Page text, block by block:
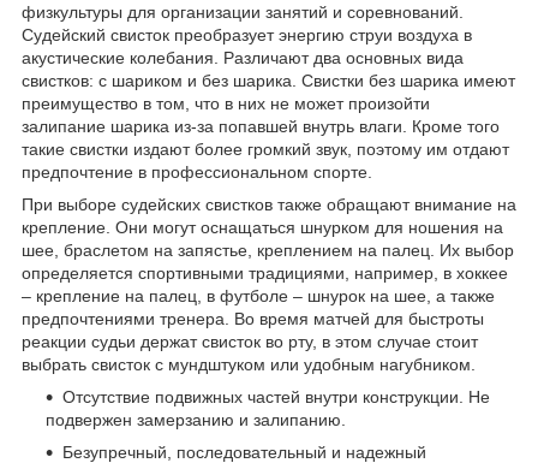
физкультуры для организации занятий и соревнований.
Судейский свисток преобразует энергию струи воздуха в
акустические колебания. Различают два основных вида
свистков: с шариком и без шарика. Свистки без шарика имеют
преимущество в том, что в них не может произойти
залипание шарика из-за попавшей внутрь влаги. Кроме того
такие свистки издают более громкий звук, поэтому им отдают
предпочтение в профессиональном спорте.
При выборе судейских свистков также обращают внимание на
крепление. Они могут оснащаться шнурком для ношения на
шее, браслетом на запястье, креплением на палец. Их выбор
определяется спортивными традициями, например, в хоккее
– крепление на палец, в футболе – шнурок на шее, а также
предпочтениями тренера. Во время матчей для быстроты
реакции судьи держат свисток во рту, в этом случае стоит
выбрать свисток с мундштуком или удобным нагубником.
Отсутствие подвижных частей внутри конструкции. Не
подвержен замерзанию и залипанию.
Безупречный, последовательный и надежный